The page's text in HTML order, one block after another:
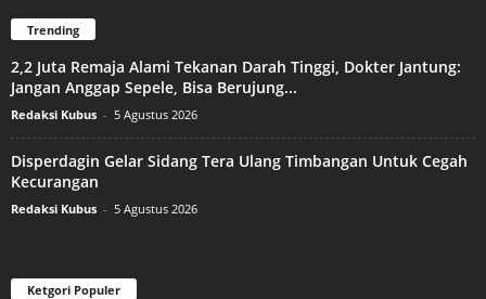
Trending
2,2 Juta Remaja Alami Tekanan Darah Tinggi, Dokter Jantung:
Jangan Anggap Sepele, Bisa Berujung...
Redaksi Kubus - 5 Agustus 2026
Disperdagin Gelar Sidang Tera Ulang Timbangan Untuk Cegah
Kecurangan
Redaksi Kubus - 5 Agustus 2026
Ketgori Populer